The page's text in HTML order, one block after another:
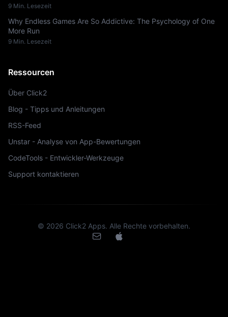
9 Min. Lesezeit
Why Endless Games Are So Addictive: The Psychology of One
More Run
9 Min. Lesezeit
Ressourcen
Über Click2
Blog - Tipps und Anleitungen
RSS-Feed
Unstar - Analyse von App-Bewertungen
CodeTools - Entwickler-Werkzeuge
Support kontaktieren
© 2026 Click2 Apps. Alle Rechte vorbehalten.